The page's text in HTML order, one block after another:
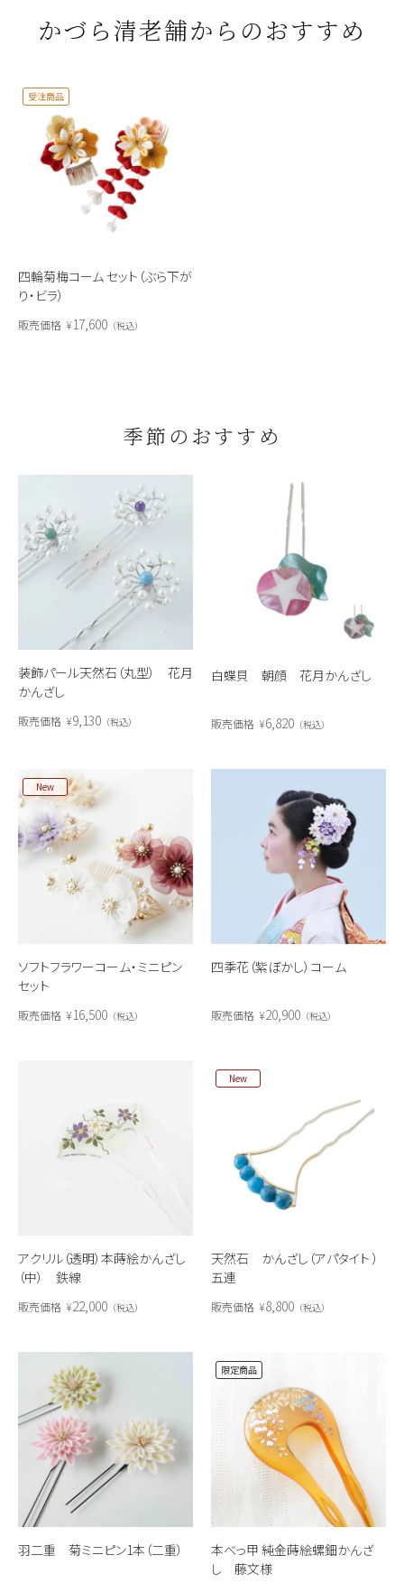
かづら清老舗からのおすすめ
四輪菊梅コーム セット（ぶら下が
り・ビラ）
受注商品
販売価格 ¥17,600 税込
季節のおすすめ
装飾パール天然石（丸型） 花月
かんざし
販売価格 ¥9,130 税込
白蝶貝 朝顔 花月かんざし
販売価格 ¥6,820 税込
ソフトフラワーコーム・ミニピン
セット
New
販売価格 ¥16,500 税込
四季花（紫ぼかし）コーム
販売価格 ¥20,900 税込
アクリル（透明）本蒔絵かんざし
（中） 鉄線
販売価格 ¥22,000 税込
天然石 かんざし（アパタイト ）
五連
New
販売価格 ¥8,800 税込
羽二重 菊ミニピン1本（二重）
本べっ甲 純金蒔絵螺鈿かんざ
し 藤文様
限定商品